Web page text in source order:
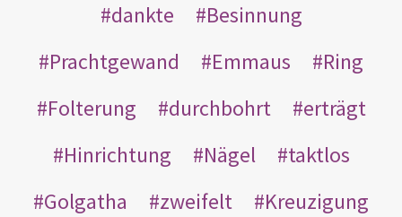
dankte
Besinnung
Prachtgewand
Emmaus
Ring
Folterung
durchbohrt
erträgt
Hinrichtung
Nägel
taktlos
Golgatha
zweifelt
Kreuzigung